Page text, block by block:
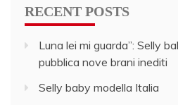
RECENT POSTS
Luna lei mi guarda”: Selly
pubblica nove brani inediti
Selly baby modella Italia